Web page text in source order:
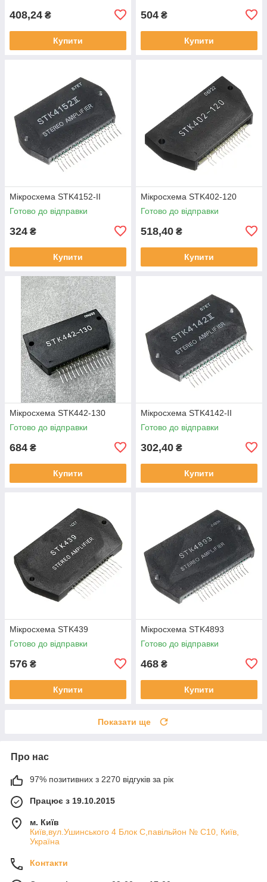
408,24 ₴
Купити
504 ₴
Купити
Мікросхема STK4152-II
Готово до відправки
324 ₴
Купити
Мікросхема STK402-120
Готово до відправки
518,40 ₴
Купити
Мікросхема STK442-130
Готово до відправки
684 ₴
Купити
Мікросхема STK4142-II
Готово до відправки
302,40 ₴
Купити
Мікросхема STK439
Готово до відправки
576 ₴
Купити
Мікросхема STK4893
Готово до відправки
468 ₴
Купити
Показати ще
Про нас
97% позитивних з 2270 відгуків за рік
Працює з 19.10.2015
м. Київ
Київ,вул.Ушинського 4 Блок С,павільйон № С10, Київ,
Україна
Контакти